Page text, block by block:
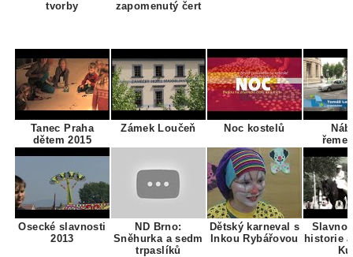
tvorby
zapomenutý čert
Tanec Praha
dětem 2015
Zámek Loučeň Noc kostelů
Osecké slavnosti
2013
ND Brno:
Sněhurka a sedm
trpaslíků
Dětský karneval s
Inkou Rybářovou
historie